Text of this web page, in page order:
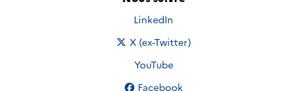
Nous suivre sur
LinkedIn
Nous suivre sur
X (ex-Twitter)
Nous suivre sur
YouTube
Nous suivre sur
Facebook